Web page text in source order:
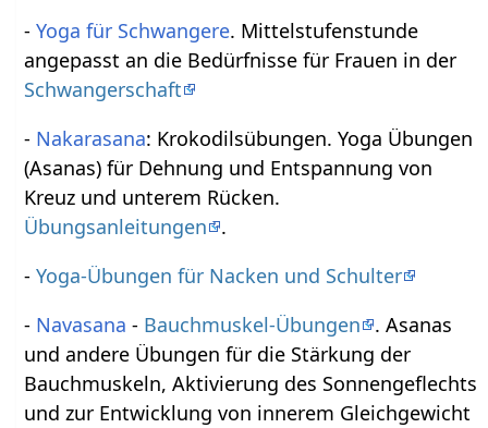
-Yoga für Schwangere. Mittelstufenstunde
angepasst an die Bedürfnisse für Frauen in der
Schwangerschaft
- Nakarasana: Krokodilsübungen. Yoga Übungen
(Asanas) für Dehnung und Entspannung von
Kreuz und unterem Rücken.
Übungsanleitungen
.
-Yoga-Übungen für Nacken und Schulter
- Navasana - Bauchmuskel-Übungen
. Asanas
und andere Übungen für die Stärkung der
Bauchmuskeln, Aktivierung des Sonnengeflechts
und zur Entwicklung von innerem Gleichgewicht